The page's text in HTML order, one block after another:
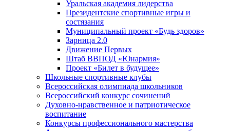
Уральская академия лидерства
Президентские спортивные игры и
состязания
Муниципальный проект «Будь здоров»
Зарница 2.0
Движение Первых
Штаб ВВПОД «Юнармия»
Проект «Билет в будущее»
Школьные спортивные клубы
Всероссийская олимпиада школьников
Всероссийский конкурс сочинений
Духовно-нравственное и патриотическое
воспитание
Конкурсы профессионального мастерства